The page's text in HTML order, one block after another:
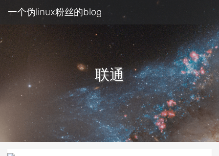
一个伪linux粉丝的blog
联通